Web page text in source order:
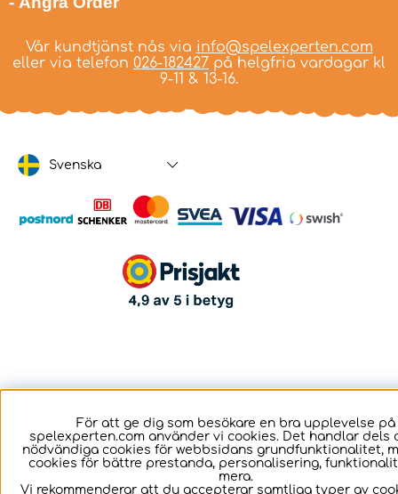
Vår kundtjänst nås via info@spelexperten.com
eller via telefon 026-182427 på helgfria vardagar kl
9-11 & 13-16.
Svenska
För att ge dig som besökare en bra upplevelse på
spelexperten.com använder vi cookies. Det handlar dels
nödvändiga cookies för webbsidans grundfunktionalitet,
cookies för bättre prestanda, personalisering,
mera.
Vi rekommenderar att du accepterar samtliga typer av